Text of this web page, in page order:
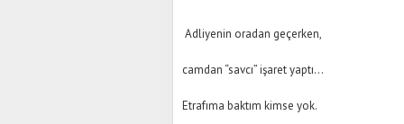
Adliyenin oradan geçerken,
camdan “savcı” işaret yaptı…
Etrafıma baktım kimse yok.